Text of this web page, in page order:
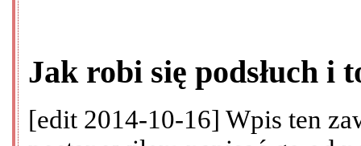
Jak robi się podsłuch i
[edit 2014-10-16] Wpis ten